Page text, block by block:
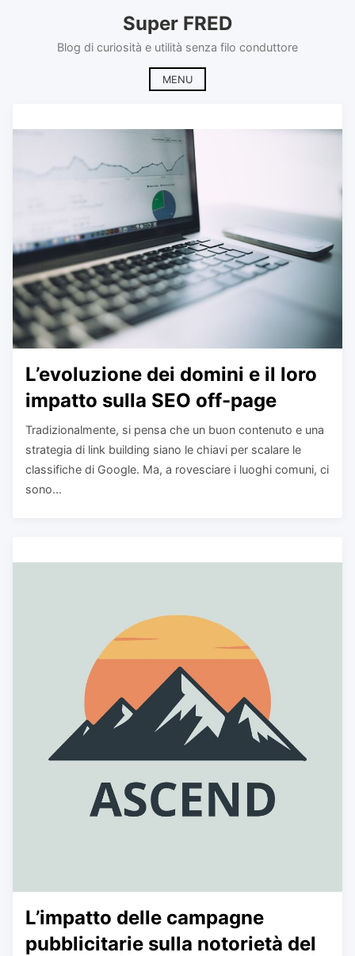
Super FRED
Blog di curiosità e utilità senza filo conduttore
MENU
L’evoluzione dei domini e il loro
impatto sulla SEO off-page
Tradizionalmente, si pensa che un buon contenuto e una
strategia di link building siano le chiavi per scalare le
classifiche di Google. Ma, a rovesciare i luoghi comuni, ci
sono...
L’impatto delle campagne
pubblicitarie sulla notorietà del